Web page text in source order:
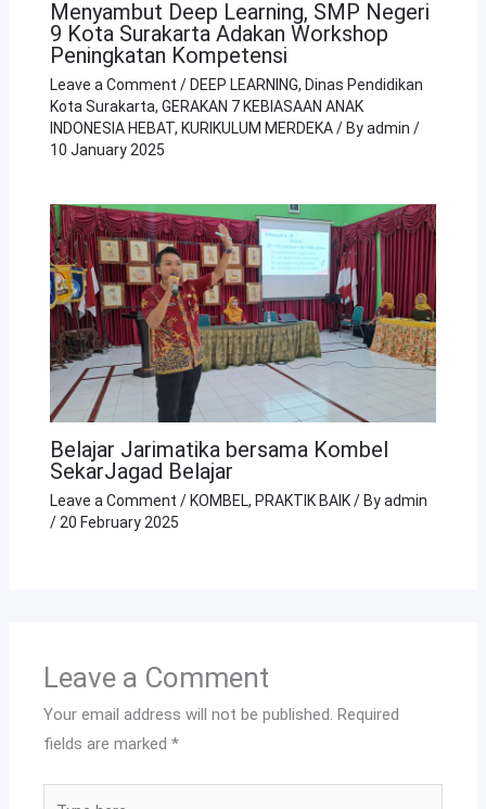
Menyambut Deep Learning, SMP Negeri
9 Kota Surakarta Adakan Workshop
Peningkatan Kompetensi
Leave a Comment / DEEP LEARNING, Dinas Pendidikan
Kota Surakarta, GERAKAN 7 KEBIASAAN ANAK
INDONESIA HEBAT, KURIKULUM MERDEKA/ Byadmin /
10 January 2025
Belajar Jarimatika bersama Kombel
SekarJagad Belajar
Leave a Comment / KOMBEL, PRAKTIK BAIK/ Byadmin
/ 20 February 2025
Leave a Comment
Your email address will not be published. Required
fields are marked*